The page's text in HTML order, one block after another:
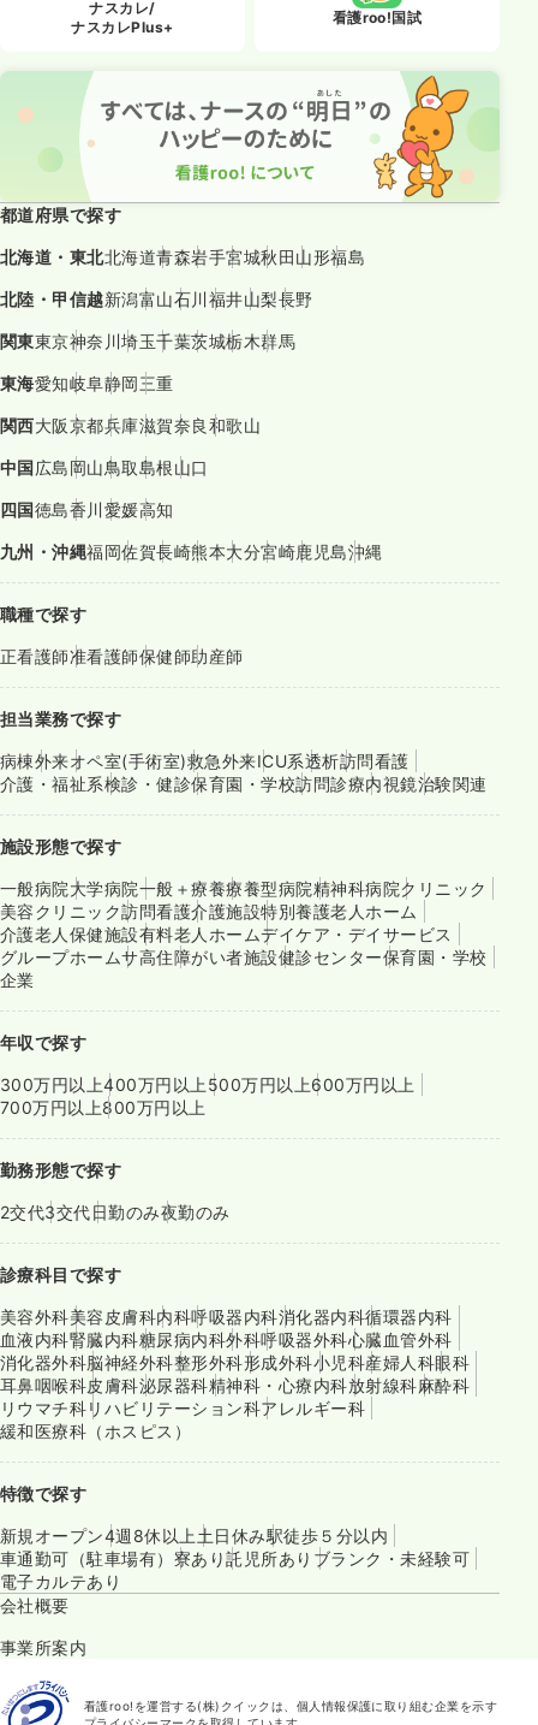
ナスカレ/
ナスカレPlus+
看護roo!国試
都道府県で探す
北海道・東北北海道青森岩手宮城秋田山形福島
北陸・甲信越新潟富山石川福井山梨長野
関東東京神奈川埼玉千葉茨城栃木群馬
東海愛知岐阜静岡三重
関西大阪京都兵庫滋賀奈良和歌山
中国広島岡山鳥取島根山口
四国徳島香川愛媛高知
九州・沖縄福岡佐賀長崎熊本大分宮崎鹿児島沖縄
職種で探す
正看護師准看護師保健師助産師
担当業務で探す
病棟外来オペ室(手術室)救急外来ICU系透析訪問看護
介護・福祉系検診・健診保育園・学校訪問診療内視鏡治験関連
施設形態で探す
一般病院大学病院一般＋療養療養型病院精神科病院クリニック
美容クリニック訪問看護介護施設特別養護老人ホーム
介護老人保健施設有料老人ホームデイケア・デイサービス
グループホームサ高住障がい者施設健診センター保育園・学校
企業
年収で探す
300万円以上400万円以上 500万円以上600万円以上
700万円以上800万円以上
勤務形態で探す
2交代3交代日勤のみ夜勤のみ
診療科目で探す
美容外科美容皮膚科内科呼吸器内科消化器内科循環器内科
血液内科腎臓内科糖尿病内科外科呼吸器外科心臓血管外科
消化器外科脳神経外科整形外科形成外科小児科産婦人科眼科
耳鼻咽喉科皮膚科泌尿器科精神科・心療内科放射線科麻酔科
リウマチ科リハビリテーション科アレルギー科
緩和医療科（ホスピス）
特徴で探す
新規オープン4週8休以上 土日休み駅徒歩５分以内
車通勤可（駐車場有） 寮あり託児所あり ブランク・未経験可
電子カルテあり
会社概要
事業所案内
看護roo!を運営する(株)クイックは、個人情報保護に取り組む企業を示す